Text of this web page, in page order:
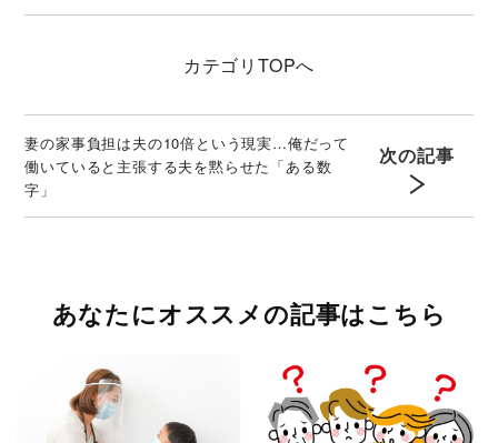
カテゴリ TOPへ
妻の家事負担は夫の10倍という現実…俺だって
働いていると主張する夫を黙らせた「ある数
字」
次の記事
あなたにオススメの記事はこちら